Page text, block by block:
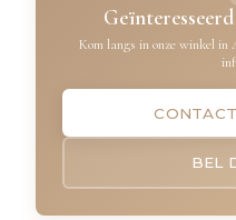
Kom langs in onze winkel in
BEL